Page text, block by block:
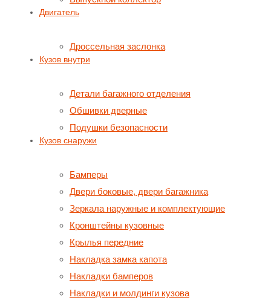
Двигатель
Дроссельная заслонка
Кузов внутри
Детали багажного отделения
Обшивки дверные
Подушки безопасности
Кузов снаружи
Бамперы
Двери боковые, двери багажника
Зеркала наружные и комплектующие
Кронштейны кузовные
Крылья передние
Накладка замка капота
Накладки бамперов
Накладки и молдинги кузова